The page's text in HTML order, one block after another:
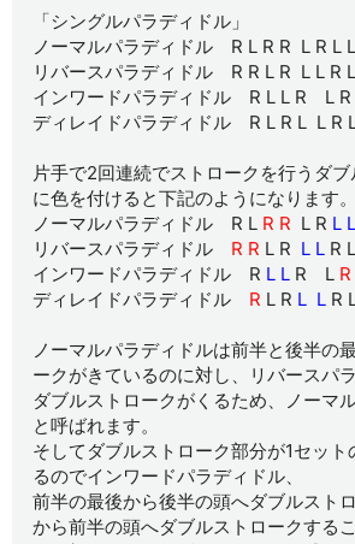
「シングルパラディドル」
ノーマルパラディドル R L R R L R L L
リバースパラディドル R R L R L L R L
インワードパラディドル R L L R L R
ディレイドパラディドル R L R L L R
片手で2回連続でストロークを行うダ
に色を付けると下記のようになります。
ノーマルパラディドル R L R R L R L L
リバースパラディドル R R L R L L R L
インワードパラディドル R L L R L
ディレイドパラディドル R L R L L R
ノーマルパラディドルは前半と後半の
ークがきているのに対し、リバースパ
ダブルストロークがくるため、ノーマ
と呼ばれます。
そしてダブルストローク部分が1セット
るのでインワードパラディドル、
前半の最後から後半の頭へダブルスト
から前半の頭へダブルストロークする